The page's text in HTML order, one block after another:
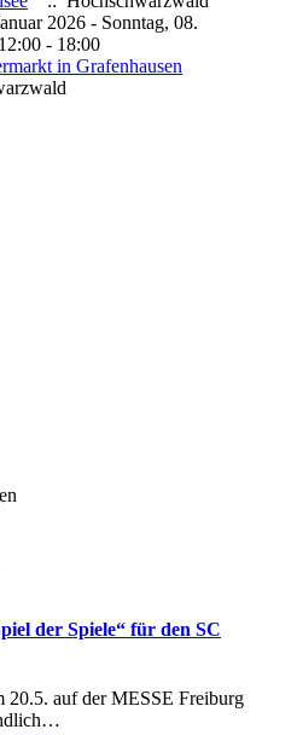
2026 - Sonntag, 08.
- 18:00
in Grafenhausen
der Spiele“ für den SC
auf der MESSE Freiburg